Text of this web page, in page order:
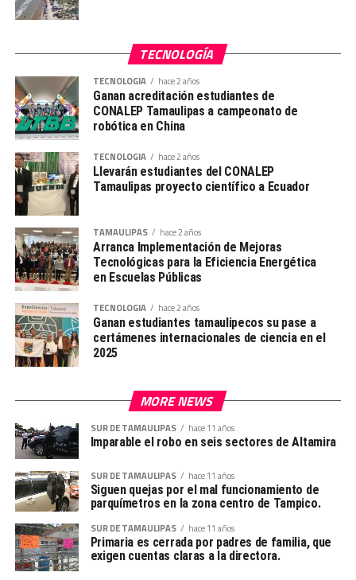
TECNOLOGÍA
TECNOLOGIA hace 2 años
Ganan acreditación estudiantes de
CONALEP Tamaulipas a campeonato de
robótica en China
TECNOLOGIA hace 2 años
Llevarán estudiantes del CONALEP
Tamaulipas proyecto científico a Ecuador
TAMAULIPAS hace 2 años
Arranca Implementación de Mejoras
Tecnológicas para la Eficiencia Energética
en Escuelas Públicas
TECNOLOGIA hace 2 años
Ganan estudiantes tamaulipecos su pase a
certámenes internacionales de ciencia en el
2025
MORE NEWS
SUR DE TAMAULIPAS hace 11 años
Imparable el robo en seis sectores de Altamira
SUR DE TAMAULIPAS hace 11 años
Siguen quejas por el mal funcionamiento de
parquímetros en la zona centro de Tampico.
SUR DE TAMAULIPAS hace 11 años
Primaria es cerrada por padres de familia, que
exigen cuentas claras a la directora.